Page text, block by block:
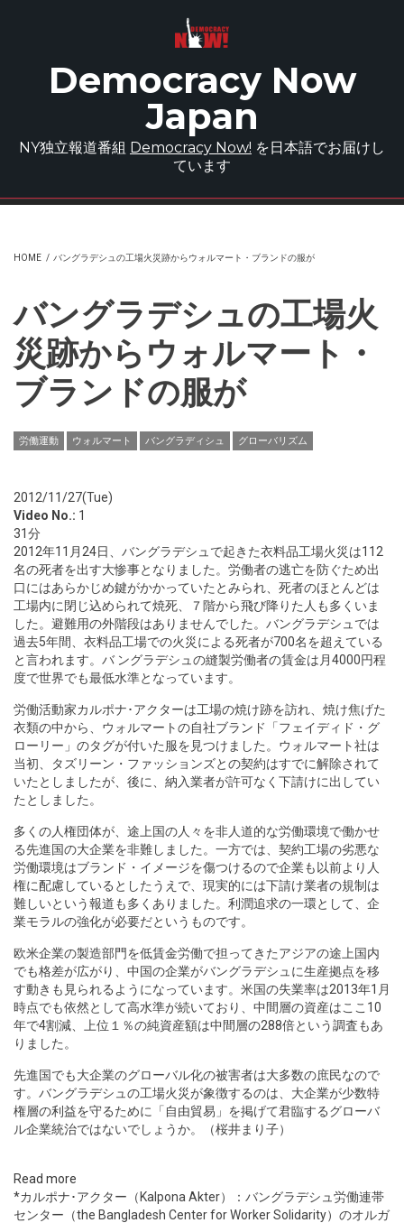
Democracy Now
Japan
NY独立報道番組 Democracy Now! を日本語でお届けし
ています
HOME / バングラデシュの工場火災跡からウォルマート・ブランドの服が
バングラデシュの工場火
災跡からウォルマート・
ブランドの服が
労働運動 ウォルマート バングラディシュ グローバリズム
2012/11/27(Tue)
Video No.: 1
31分
2012年11月24日、バングラデシュで起きた衣料品工場火災は112
名の死者を出す大惨事となりました。労働者の逃亡を防ぐため出
口にはあらかじめ鍵がかかっていたとみられ、死者のほとんどは
工場内に閉じ込められて焼死、７階から飛び降りた人も多くいま
した。避難用の外階段はありませんでした。バングラデシュでは
過去5年間、衣料品工場での火災による死者が700名を超えている
と言われます。バ ングラデシュの縫製労働者の賃金は月4000円程
度で世界でも最低水準となっています。
労働活動家カルポナ･アクターは工場の焼け跡を訪れ、焼け焦げた
衣類の中から、ウォルマートの自社ブランド「フェイディド・グ
ローリー」のタグが付いた服を見つけました。ウォルマート社は
当初、タズリーン・ファッションズとの契約はすでに解除されて
いたとしましたが、後に、納入業者が許可なく下請けに出してい
たとしました。
多くの人権団体が、途上国の人々を非人道的な労働環境で働かせ
る先進国の大企業を非難しました。一方では、契約工場の劣悪な
労働環境はブランド・イメージを傷つけるので企業も以前より人
権に配慮しているとしたうえで、現実的には下請け業者の規制は
難しいという報道も多くありました。利潤追求の一環として、企
業モラルの強化が必要だというものです。
欧米企業の製造部門を低賃金労働で担ってきたアジアの途上国内
でも格差が広がり、中国の企業がバングラデシュに生産拠点を移
す動きも見られるようになっています。米国の失業率は2013年1月
時点でも依然として高水準が続いており、中間層の資産はここ10
年で4割減、上位１％の純資産額は中間層の288倍という調査もあ
りました。
先進国でも大企業のグローバル化の被害者は大多数の庶民なので
す。バングラデシュの工場火災が象徴するのは、大企業が少数特
権層の利益を守るために「自由貿易」を掲げて君臨するグローバ
ル企業統治ではないでしょうか。（桜井まり子）
Read more
*カルポナ･アクター（Kalpona Akter）：バングラデシュ労働連帯
センター（the Bangladesh Center for Worker Solidarity）のオルガ